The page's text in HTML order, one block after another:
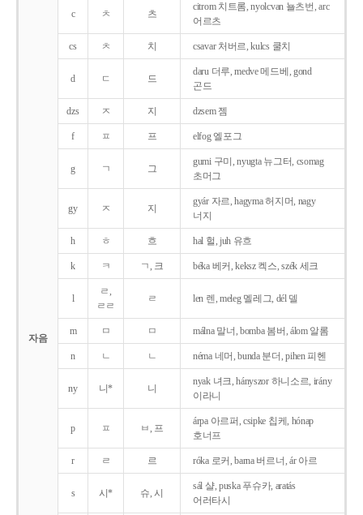
자음
c ㅊ 츠
citrom 치트롬, nyolcvan 뇰츠번, arc
어르츠
cs ㅊ 치 csavar 처버르, kulcs 쿨치
d ㄷ 드
daru 더루, medve 메드베, gond
곤드
dzs ㅈ 지 dzsem 젬
f ㅍ 프 elfog 엘포그
g ㄱ 그
gumi 구미, nyugta 뉴그터, csomag
초머그
gy ㅈ 지
gyár 자르, hagyma 허지머, nagy
너지
h ㅎ 흐 hal 헐, juh 유흐
k ㅋ ㄱ, 크 béka 베커, keksz 켁스, szék 세크
l
ㄹ,
ㄹㄹ
ㄹ len 렌, meleg 멜레그, dél 델
m ㅁ ㅁ málna 말너, bomba 봄버, álom 알롬
n ㄴ ㄴ néma 네머, bunda 분더, pihen 피헨
ny 니* 니
nyak 녀크, hányszor 하니소르, irány
이라니
p ㅍ ㅂ, 프
árpa 아르퍼, csipke 칩케, hónap
호너프
r ㄹ 르 róka 로커, barna 버르너, ár 아르
s 시* 슈, 시
sál 샬, puska 푸슈카, aratás
어러타시